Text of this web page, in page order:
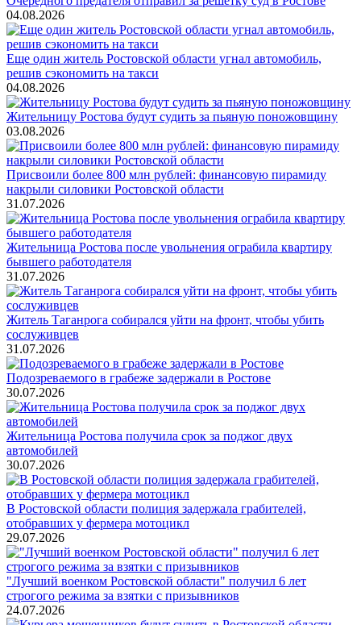
04.08.2026
Еще один житель Ростовской области угнал автомобиль,
решив сэкономить на такси
04.08.2026
Жительницу Ростова будут судить за пьяную поножовщину
03.08.2026
Присвоили более 800 млн рублей: финансовую пирамиду
накрыли силовики Ростовской области
31.07.2026
Жительница Ростова после увольнения ограбила квартиру
бывшего работодателя
31.07.2026
Житель Таганрога собирался уйти на фронт, чтобы убить
сослуживцев
31.07.2026
Подозреваемого в грабеже задержали в Ростове
30.07.2026
Жительница Ростова получила срок за поджог двух
автомобилей
30.07.2026
В Ростовской области полиция задержала грабителей,
отобравших у фермера мотоцикл
29.07.2026
"Лучший военком Ростовской области" получил 6 лет
строгого режима за взятки с призывников
24.07.2026